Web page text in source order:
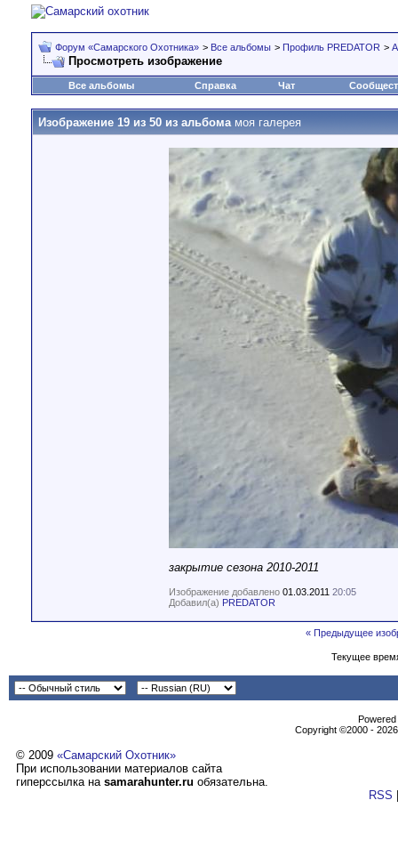
Форум «Самарского Охотника» > Все альбомы > Профиль PREDATOR >
Просмотреть изображение
Все альбомы Справка Чат
Изображение 19 из 50 из альбома моя галерея
закрытие сезона 2010-2011
Изображение добавлено 01.03.2011 20:05
Добавил(а) PREDATOR
« Предыдущее
Текущее
Copyright ©2000 -
© 2009 «Самарский Охотник»
При использовании материалов сайта
гиперссылка на samarahunter.ru обязательна.
RSS